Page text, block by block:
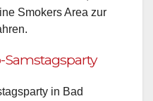
Smokers Area zur
in Bad